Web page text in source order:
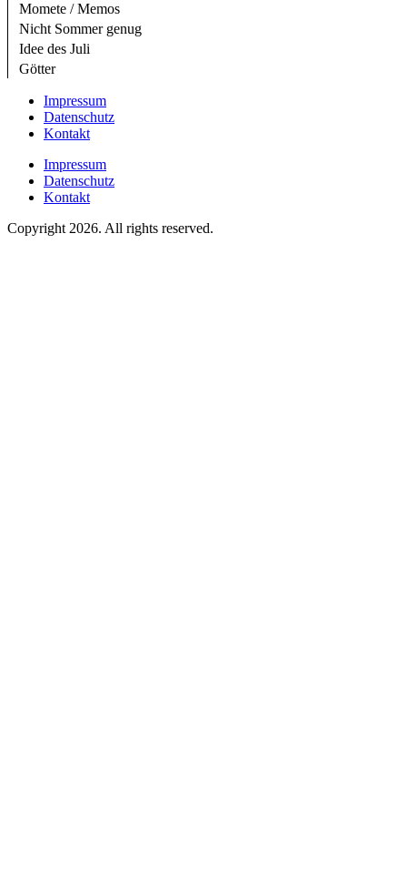
Momete / Memos
Nicht Sommer genug
Idee des Juli
Götter
Impressum
Datenschutz
Kontakt
Impressum
Datenschutz
Kontakt
Copyright 2026. All rights reserved.